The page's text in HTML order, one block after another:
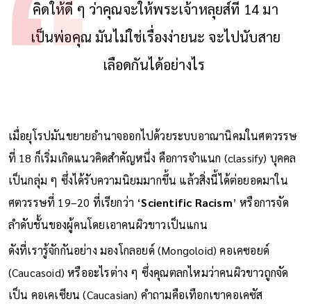
คิดให้ดี ๆ ว่าคุณจะให้พระเจ้าหลุยส์ที่ 14 มา
เป็นพ่อคุณ มันไม่ใช่เรื่องง่ายนะ จะไปนับสาย
เลือดกันได้อย่างไร
เมื่อยุโรปมันขยายอำนาจออกไปด้วยระบบอาณานิคมในศตวรรษ
ที่ 18 ก็เริ่มเกิดแนวคิดสำคัญหนึ่ง คือการจำแนก (classify) บุคคล
เป็นกลุ่ม ๆ ซึ่งได้รับความนิยมมากขึ้น แล้วสิ่งนี้ได้ต่อยอดมาใน
ศตวรรษที่ 19–20 ที่เรียกว่า ‘Scientific Racism’ หรือการจัด
ลำดับชั้นของผู้คนโดยเอาคนผิวขาวเป็นแกน
ดังที่เรารู้จักกันอย่าง มองโกลอยด์ (Mongoloid) คอเคซอยด์
(Caucasoid) หรืออะไรต่าง ๆ ซึ่งคุณตลกไหมว่าคนผิวขาวถูกจัด
เป็น คอเคเซียน (Caucasian) คำถามคือเทือกเขาคอเคซัส